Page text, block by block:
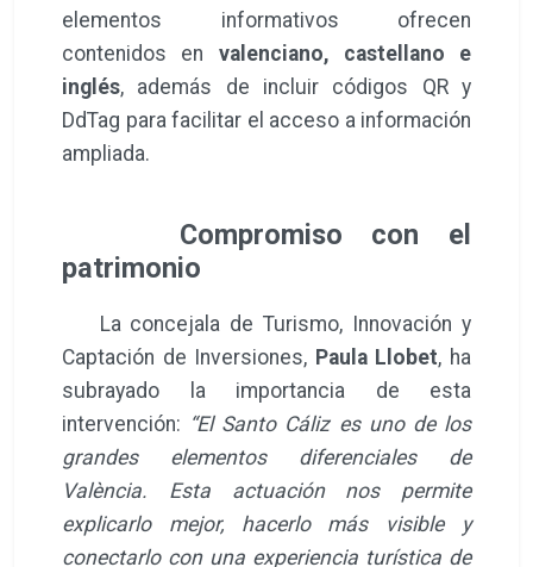
elementos informativos ofrecen
contenidos en valenciano, castellano e
inglés, además de incluir códigos QR y
DdTag para facilitar el acceso a información
ampliada.
Compromiso con el
patrimonio
La concejala de Turismo, Innovación y
Captación de Inversiones, Paula Llobet, ha
subrayado la importancia de esta
intervención: “El Santo Cáliz es uno de los
grandes elementos diferenciales de
València. Esta actuación nos permite
explicarlo mejor, hacerlo más visible y
conectarlo con una experiencia turística de